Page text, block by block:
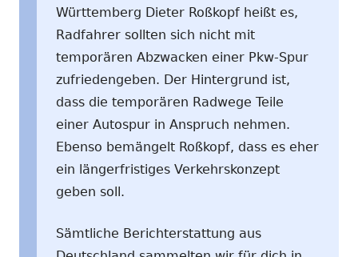
Württemberg Dieter Roßkopf heißt es,
Radfahrer sollten sich nicht mit
temporären Abzwacken einer Pkw-Spur
zufriedengeben. Der Hintergrund ist,
dass die temporären Radwege Teile
einer Autospur in Anspruch nehmen.
Ebenso bemängelt Roßkopf, dass es eher
ein längerfristiges Verkehrskonzept
geben soll.
Sämtliche Berichterstattung aus